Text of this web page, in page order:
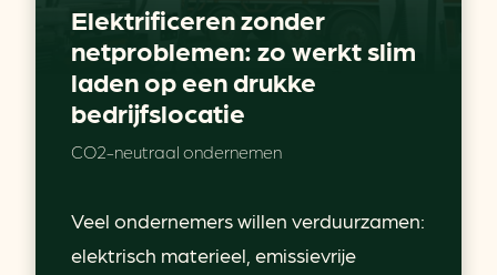
Elektrificeren zonder
netproblemen: zo werkt slim
laden op een drukke
bedrijfslocatie
CO2-neutraal ondernemen
Veel ondernemers willen verduurzamen:
elektrisch materieel, emissievrije